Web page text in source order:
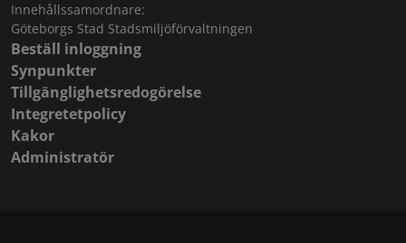
Innehållssamordnare:
Göteborgs Stad Stadsmiljöförvaltningen
Beställ inloggning
Synpunkter
Tillgänglighetsredogörelse
Integretetpolicy
Kakor
Administratör